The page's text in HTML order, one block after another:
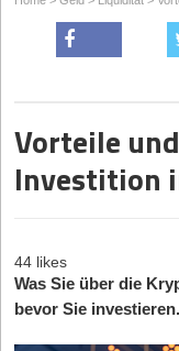
Vorteile
Investition
44 likes
Was Sie über die
bevor Sie investieren.